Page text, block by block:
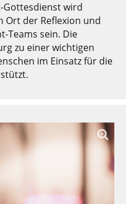
Gottesdienst wird
Ort der Reflexion und
Teams sein. Die
zu einer wichtigen
im Einsatz für die